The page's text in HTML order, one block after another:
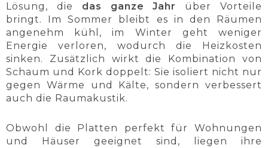
Lösung, die das ganze Jahr
über Vorteile
bringt. Im Sommer bleibt es in den Räumen
angenehm kühl, im Winter geht weniger
Energie verloren, wodurch die Heizkosten
sinken. Zusätzlich wirkt die Kombination von
Schaum und Kork doppelt: Sie isoliert nicht nur
gegen Wärme und Kälte, sondern verbessert
auch die Raumakustik.
Obwohl die Platten perfekt für Wohnungen
und Häuser geeignet sind, liegen ihre